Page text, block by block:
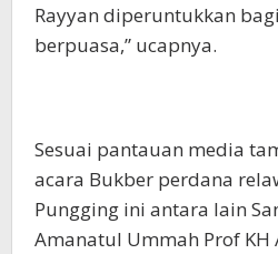
Rayyan diperuntukkan
berpuasa,” ucapnya.
Sesuai pantauan media
acara Bukber perdana
Pungging ini antara lain
Amanatul Ummah Prof KH